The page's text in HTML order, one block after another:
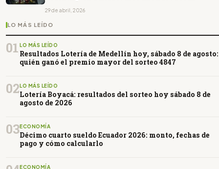
29 de abril, 2026
LO MÁS LEÍDO
01 LO MÁS LEÍDO
Resultados Lotería de Medellín hoy, sábado 8 de agosto:
quién ganó el premio mayor del sorteo 4847
02 LO MÁS LEÍDO
Lotería Boyacá: resultados del sorteo hoy sábado 8 de
agosto de 2026
03ECONOMÍA
Décimo cuarto sueldo Ecuador 2026: monto, fechas de
pago y cómo calcularlo
ECONOMÍA